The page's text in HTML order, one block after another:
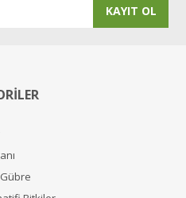
KAYIT OL